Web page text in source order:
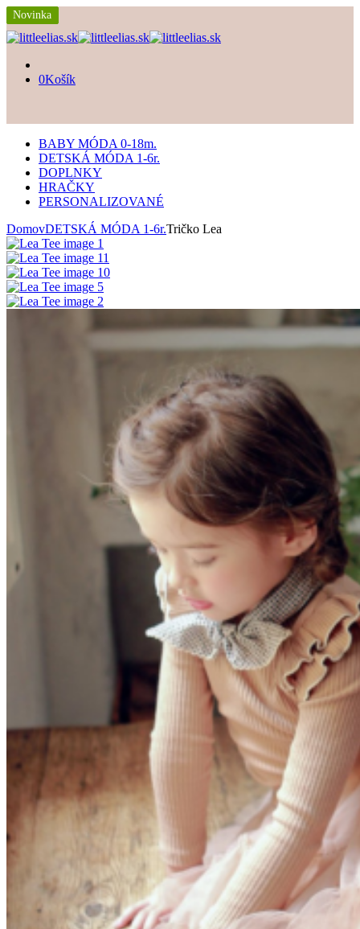
0Košík
BABY MÓDA 0-18m.
DETSKÁ MÓDA 1-6r.
DOPLNKY
HRAČKY
PERSONALIZOVANÉ
DomovDETSKÁ MÓDA 1-6r.Tričko Lea
Novinka
Novinka
Novinka
Novinka